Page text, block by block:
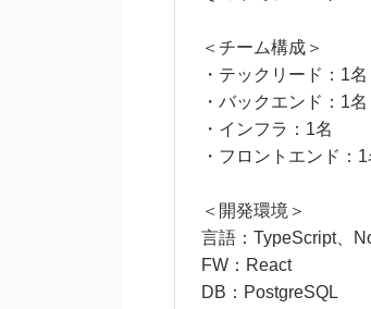
＜チーム構成＞
・テックリード：1名
・バックエンド：1名
・インフラ：1名
・フロントエンド：1
＜開発環境＞
言語：TypeScript、
FW：React
DB：PostgreSQL